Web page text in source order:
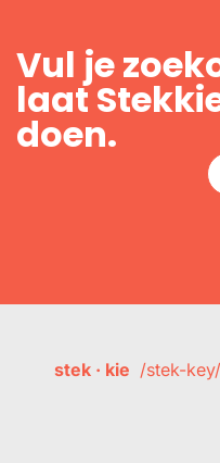
Vul je
laat
doen.
stek · kie /stek-